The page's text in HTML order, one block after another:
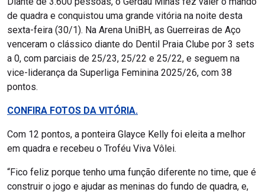
de quadra e conquistou uma grande vitória na noite desta
sexta-feira (30/1). Na Arena UniBH, as Guerreiras de Aço
venceram o clássico diante do Dentil Praia Clube por 3 sets
a 0, com parciais de 25/23, 25/22 e 25/22, e seguem na
vice-liderança da Superliga Feminina 2025/26, com 38
pontos.
CONFIRA FOTOS DA VITÓRIA.
Com 12 pontos, a ponteira Glayce Kelly foi eleita a melhor
em quadra e recebeu o Troféu Viva Vôlei.
“Fico feliz porque tenho uma função diferente no time, que é
construir o jogo e ajudar as meninas do fundo de quadra, e,